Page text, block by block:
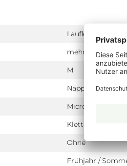
Lauflernschuhe
mehrfarbig
M
Nappa
Microfaser
Klett
Ohne
Frühjahr /